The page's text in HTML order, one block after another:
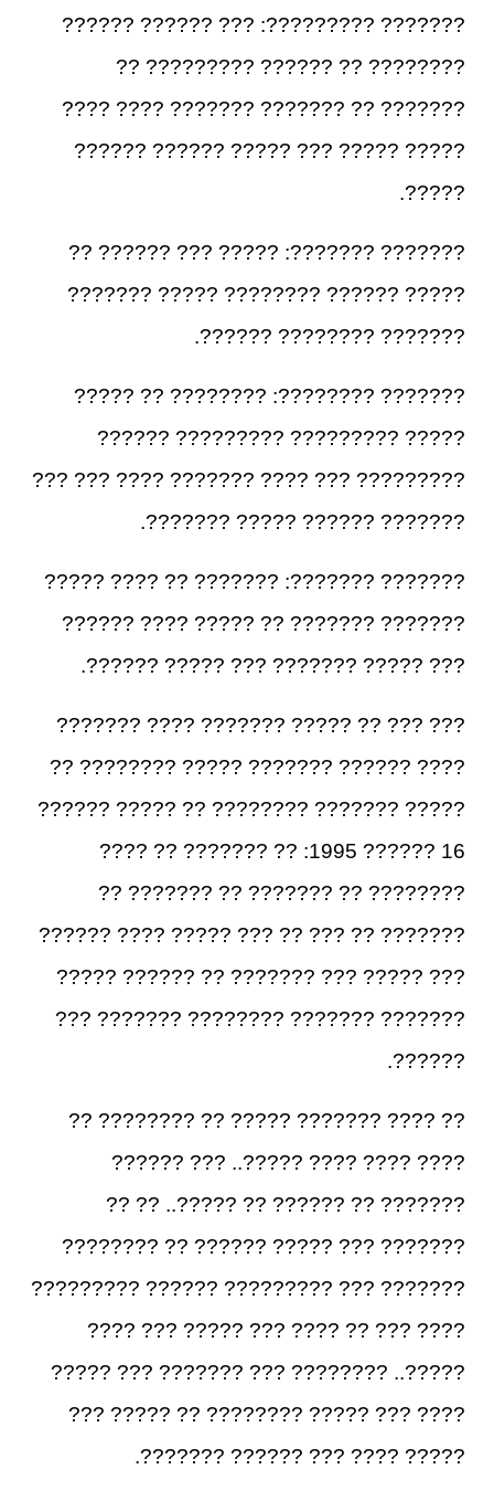
??????? ?????????: ??? ?????? ??????
???????? ?? ?????? ????????? ??
??????? ?? ??????? ??????? ???? ????
????? ????? ??? ????? ?????? ??????
?????.
??????? ???????: ????? ??? ?????? ??
????? ?????? ???????? ????? ???????
??????? ???????? ??????.
??????? ????????: ???????? ?? ?????
????? ????????? ????????? ??????
????????? ??? ???? ??????? ???? ??? ???
??????? ?????? ????? ???????.
??????? ???????: ??????? ?? ???? ?????
??????? ??????? ?? ????? ???? ??????
??? ????? ??????? ??? ????? ??????.
??? ??? ?? ????? ??????? ???? ???????
???? ?????? ??????? ????? ???????? ??
????? ??????? ???????? ?? ????? ??????
16 ?????? 1995: ?? ??????? ?? ????
???????? ?? ??????? ?? ??????? ??
??????? ?? ??? ?? ??? ????? ???? ??????
??? ????? ??? ??????? ?? ?????? ?????
??????? ??????? ???????? ??????? ???
??????.
?? ???? ??????? ????? ?? ???????? ??
???? ???? ???? ?????.. ??? ??????
??????? ?? ?????? ?? ?????.. ?? ??
??????? ??? ????? ?????? ?? ????????
??????? ??? ????????? ?????? ?????????
???? ??? ?? ???? ??? ????? ??? ????
?????.. ???????? ??? ??????? ??? ?????
???? ??? ????? ???????? ?? ????? ???
????? ???? ??? ?????? ???????.